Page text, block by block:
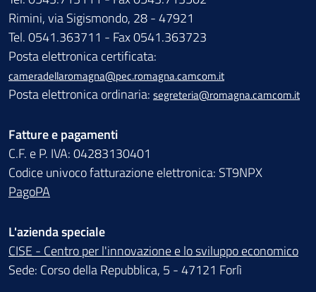
Rimini, via Sigismondo, 28 - 47921
Tel. 0541.363711 - Fax 0541.363723
Posta elettronica certificata:
cameradellaromagna@pec.romagna.camcom.it
Posta elettronica ordinaria: segreteria@romagna.camcom.it
Fatture e pagamenti
C.F. e P. IVA: 04283130401
Codice univoco fatturazione elettronica: ST9NPX
PagoPA
L'azienda speciale
CISE - Centro per l'innovazione e lo sviluppo economico
Sede: Corso della Repubblica, 5 - 47121 Forlì